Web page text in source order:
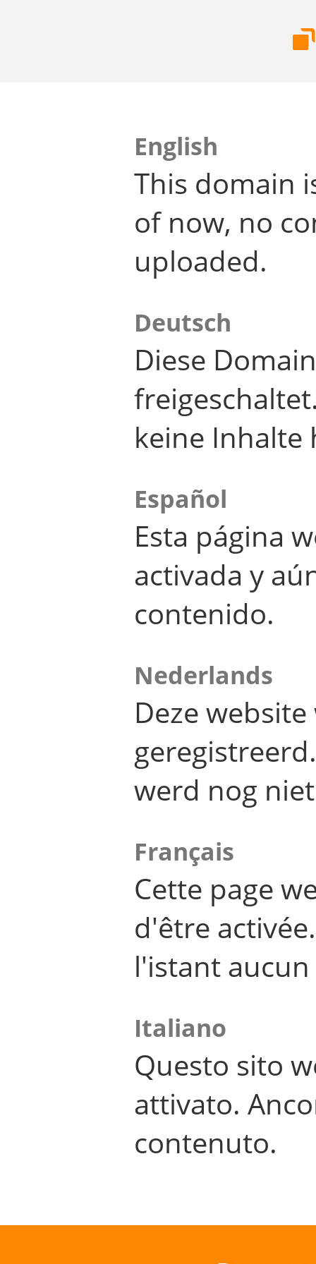
English
This domain
of now, no
uploaded.
Deutsch
Diese
keine Inhalte
Español
Esta página
activada y
contenido.
Nederlands
Deze
werd nog
Français
Cette page
d'être
l'istant
Italiano
Questo sito
attivato.
contenuto.